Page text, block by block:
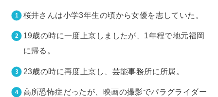
桜井さんは小学3年生の頃から女優を志していた。
19歳の時に一度上京しましたが、1年程で地元福岡
に帰る。
23歳の時に再度上京し、芸能事務所に所属。
高所恐怖症だったが、映画の撮影でパラグライダー